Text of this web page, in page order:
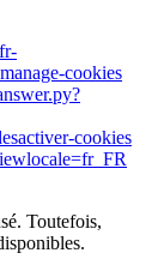
cookies
cookies
Toutefois,